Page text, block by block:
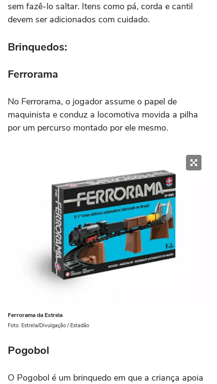
sem fazê-lo saltar. Itens como pá, corda e cantil
devem ser adicionados com cuidado.
Brinquedos:
Ferrorama
No Ferrorama, o jogador assume o papel de
maquinista e conduz a locomotiva movida a pilha
por um percurso montado por ele mesmo.
Ferrorama da Estrela
Foto: Estrela/Divulgação / Estadão
Pogobol
O Pogobol é um brinquedo em que a criança apoia